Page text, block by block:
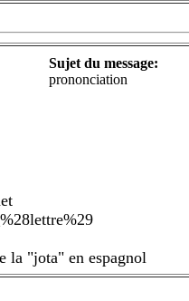
Sujet du message:
prononciation
la "jota" en espagnol